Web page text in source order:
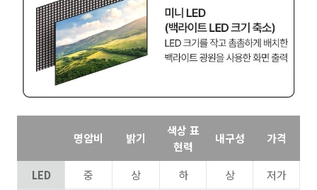
명암비 밝기
색상 표
현력
내구성 가격
LED 중 상 하 상
저가